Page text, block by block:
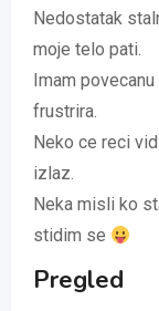
Nedostatak
moje telo pati.
Imam
frustrira.
Neko ce reci
izlaz.
Neka misli ko
stidim se
Pregled